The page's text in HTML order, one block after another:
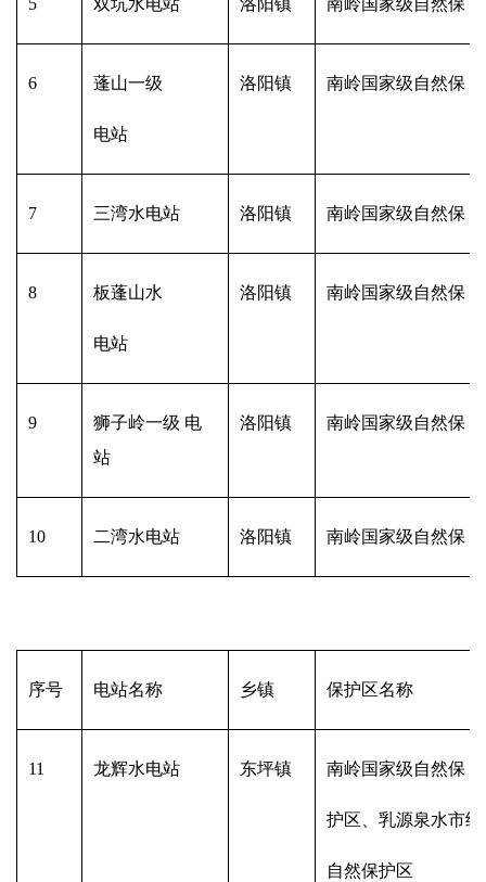
6 蓬山一级
电站
洛阳镇 南岭国家级自然保
7 三湾水电站 洛阳镇 南岭国家级自然保
8 板蓬山水
电站
洛阳镇 南岭国家级自然保
9
狮子岭一级 电
站
洛阳镇 南岭国家级自然保
10 二湾水电站 洛阳镇 南岭国家级自然保
序号 电站名称 乡镇 保护区名称
11 龙辉水电站 东坪镇 南岭国家级自然保
护区、乳源泉水市级
自然保护区